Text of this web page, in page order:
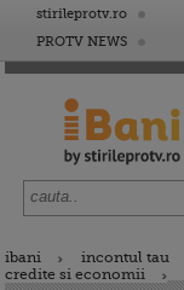
stirileprotv.ro
PROTV NEWS
ibani
incontul tau
credite si economii